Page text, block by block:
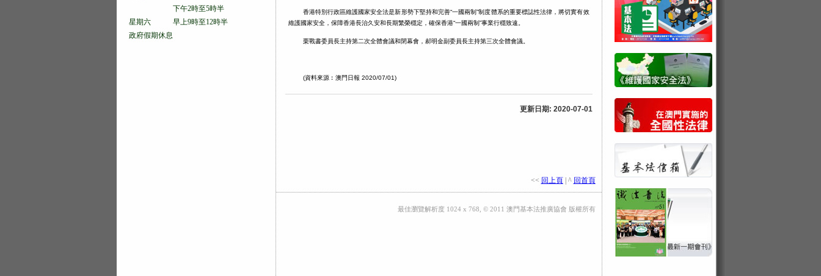
下午2時至5時半
星期六 早上9時至12時半
政府假期休息
香港特別行政區維護國家安全法是新形勢下堅持和完善“一國兩制”制度體系的重要標誌性法律，將切實有效
維護國家安全，保障香港長治久安和長期繁榮穩定，確保香港“一國兩制”事業行穩致遠。
栗戰書委員長主持第二次全體會議和閉幕會，郝明金副委員長主持第三次全體會議。
(資料來源︰澳門日報 2020/07/01)
更新日期: 2020-07-01
<< 回上頁| ^ 回首頁
最佳瀏覽解析度 1024 x 768, © 2011 澳門基本法推廣協會 版權所有